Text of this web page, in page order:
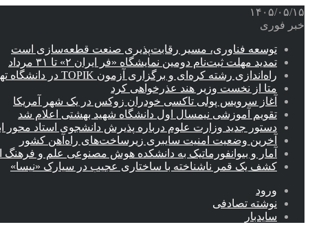
۱۴۰۵/۰۵/۱۵
خبر فوری
توسعه فناوری، مسیر رقابت‌پذیری صنعت قطعه‌سازی است
تمدید مهلت ثبت‌نام دومین نمایشگاه «فر ایران ۲» تا ۳۱ مرداد
راه‌اندازی رشته کره‌ای و برگزاری آزمون TOPIK در دانشگاه تهران
متا از نخست وزیر هند عذرخواهی کرد
آغاز سرویس پولی تاکسی خودران زوکس در یک شهر آمریکا
تقویم آموزشی نیمسال اول دانشگاه شهید بهشتی اعلام شد
دستور جدید وزارت علوم درباره پذیرش دانشجوی استاد محور
آخرین وضعیت امنیت سایبری زیرساخت‌های راه‌آهن کشور
آمار و بیوانفورماتیک به دانشکده هوش مصنوعی علم و
کشف یک قمر ناشناخته با ساختاری عجیب در سیارک «نیسا»
ورود
نوشته تصادفی
سایدبار